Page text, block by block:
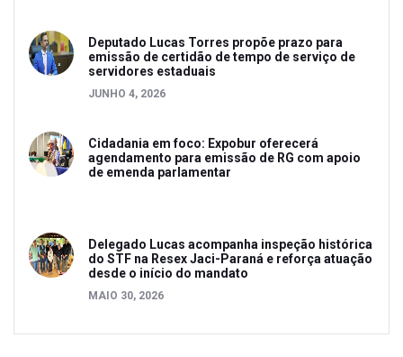
Deputado Lucas Torres propõe prazo para
emissão de certidão de tempo de serviço de
servidores estaduais
JUNHO 4, 2026
Cidadania em foco: Expobur oferecerá
agendamento para emissão de RG com apoio
de emenda parlamentar
Delegado Lucas acompanha inspeção histórica
do STF na Resex Jaci-Paraná e reforça atuação
desde o início do mandato
MAIO 30, 2026